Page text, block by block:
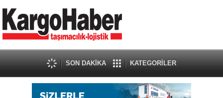
SON DAKİKA KATEGORİLER